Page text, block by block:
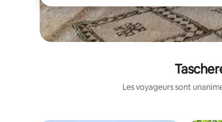
Les voyageurs sont